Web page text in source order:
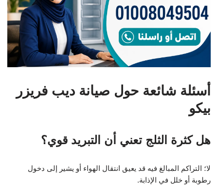
أسئلة شائعة حول صيانة ديب فريزر
بيكو
هل كثرة الثلج تعني أن التبريد قوي؟
لا؛ التراكم المبالغ فيه قد يعيق انتقال الهواء أو يشير إلى دخول
رطوبة أو خلل في الإذابة.